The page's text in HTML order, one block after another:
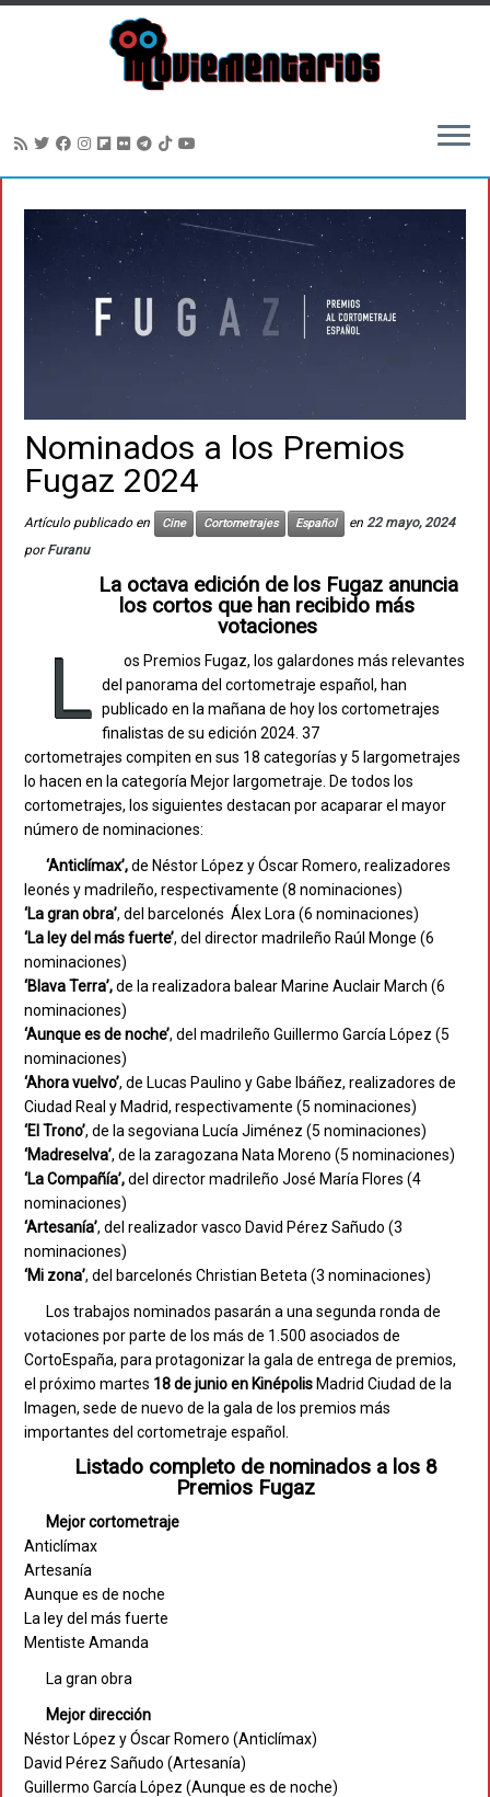
contenido
Nominados a los Premios
Fugaz 2024
Artículo publicado en Cine Cortometrajes Español en 22 mayo, 2024
porFuranu
La octava edición de los Fugaz anuncia
los cortos que han recibido más
votaciones
L
os Premios Fugaz, los galardones más relevantes
del panorama del cortometraje español, han
publicado en la mañana de hoy los cortometrajes
finalistas de su edición 2024. 37
cortometrajes compiten en sus 18 categorías y 5 largometrajes
lo hacen en la categoría Mejor largometraje. De todos los
cortometrajes, los siguientes destacan por acaparar el mayor
número de nominaciones:
‘Anticlímax’,de Néstor López y Óscar Romero, realizadores
leonés y madrileño, respectivamente (8 nominaciones)
‘La gran obra’, del barcelonés Álex Lora (6 nominaciones)
‘La ley del más fuerte’, del director madrileño Raúl Monge (6
nominaciones)
‘Blava Terra’,de la realizadora balear Marine Auclair March (6
nominaciones)
‘Aunque es de noche’, del madrileño Guillermo García López (5
nominaciones)
‘Ahora vuelvo’, de Lucas Paulino y Gabe Ibáñez, realizadores de
Ciudad Real y Madrid, respectivamente (5 nominaciones)
‘El Trono’, de la segoviana Lucía Jiménez (5 nominaciones)
‘Madreselva’, de la zaragozana Nata Moreno (5 nominaciones)
‘La Compañía’,del director madrileño José María Flores (4
nominaciones)
‘Artesanía’, del realizador vasco David Pérez Sañudo (3
nominaciones)
‘Mi zona’, del barcelonés Christian Beteta (3 nominaciones)
Los trabajos nominados pasarán a una segunda ronda de
votaciones por parte de los más de 1.500 asociados de
CortoEspaña, para protagonizar la gala de entrega de premios,
el próximo martes 18 de junio en Kinépolis Madrid Ciudad de la
Imagen, sede de nuevo de la gala de los premios más
importantes del cortometraje español.
Listado completo de nominados a los 8
Premios Fugaz
Mejor cortometraje
Anticlímax
Artesanía
Aunque es de noche
La ley del más fuerte
Mentiste Amanda
La gran obra
Mejor dirección
Néstor López y Óscar Romero (Anticlímax)
David Pérez Sañudo (Artesanía)
Guillermo García López (Aunque es de noche)